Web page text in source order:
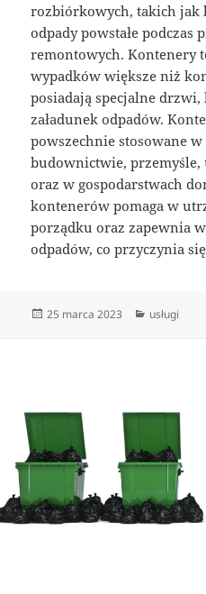
rozbiórkowych, takich jak
odpady powstałe podczas
remontowych. Kontenery
wypadków większe niż
posiadają specjalne drzwi,
załadunek odpadów.
powszechnie stosowane
budownictwie, przemyśle,
oraz w gospodarstwach
kontenerów pomaga w
porządku oraz zapewnia
odpadów, co przyczynia
Data
25 marca 2023 Kategorie
usługi